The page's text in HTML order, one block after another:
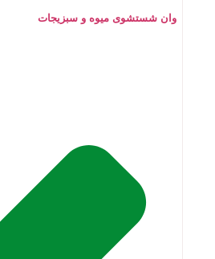
وان شستشوی میوه و سبزیجات